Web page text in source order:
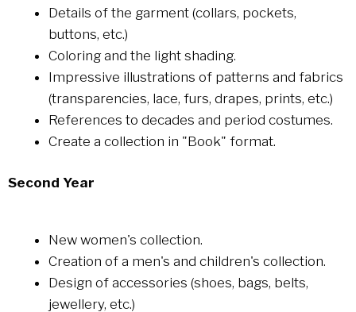
Details of the garment (collars, pockets,
buttons, etc.)
Coloring and the light shading.
Impressive illustrations of patterns and fabrics
(transparencies, lace, furs, drapes, prints, etc.)
References to decades and period costumes.
Create a collection in "Book" format.
Second Year
New women's collection.
Creation of a men's and children's collection.
Design of accessories (shoes, bags, belts,
jewellery, etc.)